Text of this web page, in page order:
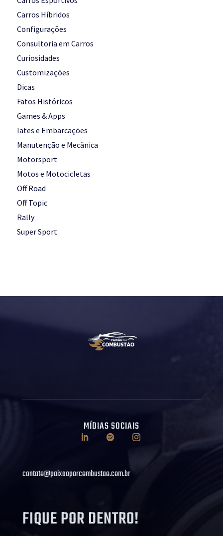
Carros Híbridos
Configurações
Consultoria em Carros
Curiosidades
Customizações
Dicas
Fatos Históricos
Games & Apps
Iates e Embarcações
Manutenção e Mecânica
Motorsport
Motos e Motocicletas
Off Road
Off Topic
Rally
Super Sport
MÍDIAS SOCIAIS
contato@paixaoporcombustao.com.br
FIQUE POR DENTRO!